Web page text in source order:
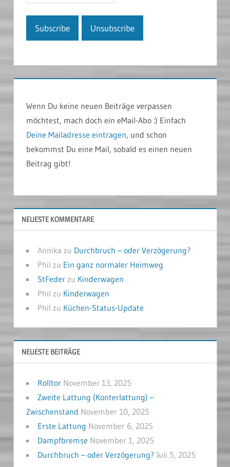
Wenn Du keine neuen Beiträge verpassen
möchtest, mach doch ein eMail-Abo :) Einfach
Deine Mailadresse eintragen, und schon
bekommst Du eine Mail, sobald es einen neuen
Beitrag gibt!
NEUESTE KOMMENTARE
Annika zu Durchbruch – oder Verzögerung?
Phil zu Ein ganz normaler Heimweg
StFederzu Kinderwagen
Phil zu Kinderwagen
Phil zu Küchen-Status-Update
NEUESTE BEITRÄGE
Rolltor November 13, 2025
Zweite Lattung (Konterlattung) –
Zwischenstand November 10, 2025
Erste Lattung November 6, 2025
Dampfbremse November 1, 2025
Durchbruch – oder Verzögerung? Juli 5, 2025